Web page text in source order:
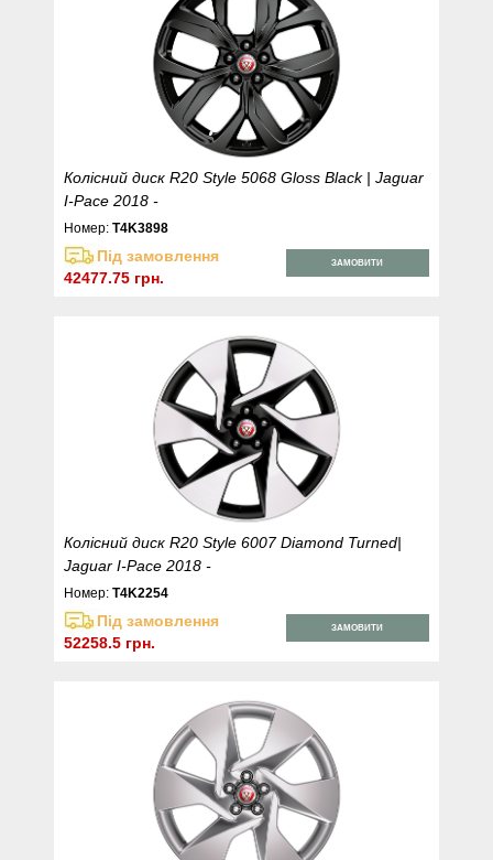
Колісний диск R20 Style 5068 Gloss Black | Jaguar
I-Pace 2018 -
Номер:T4K3898
Під замовлення
42477.75 грн.
ЗАМОВИТИ
Колісний диск R20 Style 6007 Diamond Turned|
Jaguar I-Pace 2018 -
Номер:T4K2254
Під замовлення
52258.5 грн.
ЗАМОВИТИ